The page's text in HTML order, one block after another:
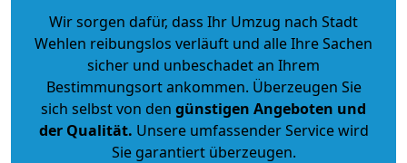
Wir sorgen dafür, dass Ihr Umzug nach Stadt
Wehlen reibungslos verläuft und alle Ihre Sachen
sicher und unbeschadet an Ihrem
Bestimmungsort ankommen. Überzeugen Sie
sich selbst von den günstigen Angeboten und
der Qualität. Unsere umfassender Service wird
Sie garantiert überzeugen.